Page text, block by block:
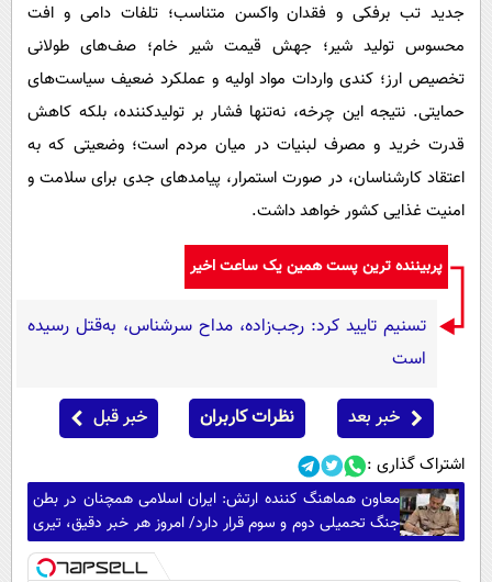
جدید تب برفکی و فقدان واکسن متناسب؛ تلفات دامی و افت
محسوس تولید شیر؛ جهش قیمت شیر خام؛ صف‌های طولانی
تخصیص ارز؛ کندی واردات مواد اولیه و عملکرد ضعیف سیاست‌های
حمایتی. نتیجه این چرخه، نه‌تنها فشار بر تولیدکننده، بلکه کاهش
قدرت خرید و مصرف لبنیات در میان مردم است؛ وضعیتی که به
اعتقاد کارشناسان، در صورت استمرار، پیامدهای جدی برای سلامت و
امنیت غذایی کشور خواهد داشت.
پربیننده ترین پست همین یک ساعت اخیر
تسنیم تایید کرد: رجب‌زاده، مداح سرشناس، به‌قتل رسیده
است
خبر بعد نظرات کاربران خبر قبل
اشتراک گذاری :
معاون هماهنگ کننده ارتش: ایران اسلامی همچنان در بطن
جنگ تحمیلی دوم و سوم قرار دارد/ امروز هر خبر دقیق، تیری
بر قلب امپراطوری دروغ است